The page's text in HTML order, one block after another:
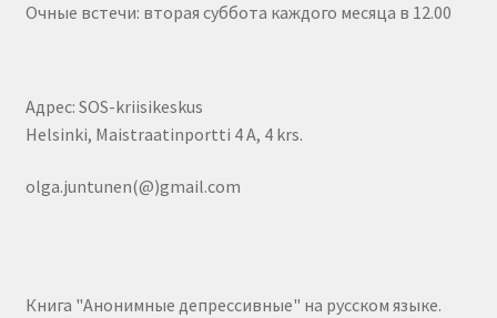
Очные встечи: вторая суббота каждого месяца в 12.00
Адрес: SOS-kriisikeskus
Helsinki, Maistraatinportti 4 A, 4 krs.
olga.juntunen(@)gmail.com
Книга "Анонимные депрессивные" на русском языке.